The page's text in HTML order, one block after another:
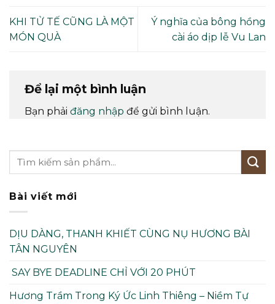
KHI TỬ TẾ CŨNG LÀ MỘT
MÓN QUÀ
Ý nghĩa của bông hồng
cài áo dịp lễ Vu Lan
Để lại một bình luận
Bạn phải đăng nhập để gửi bình luận.
Bài viết mới
DỊU DÀNG, THANH KHIẾT CÙNG NỤ HƯƠNG BÀI
TÂN NGUYÊN
SAY BYE DEADLINE CHỈ VỚI 20 PHÚT
Hương Trầm Trong Ký Ức Linh Thiêng – Niềm Tự